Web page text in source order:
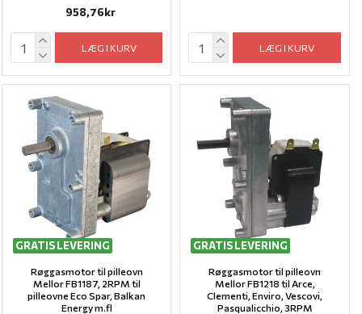
958,76kr
LÆG I KURV LÆG I KURV
GRATIS LEVERING
Røggasmotor til pilleovn
Mellor FB1187, 2RPM til
pilleovne Eco Spar, Balkan
Energy m.fl
GRATIS LEVERING
Røggasmotor til pilleovn
Mellor FB1218 til Arce,
Clementi, Enviro, Vescovi,
Pasqualicchio, 3RPM